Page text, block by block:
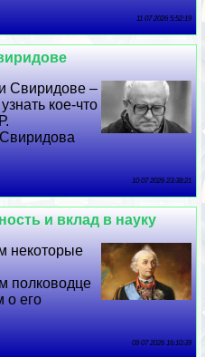
11 07 2026 5:52:19
Свиридове –
кое-что
10 07 2026 23:38:21
и вклад в науку
некоторые
полководце
о его
09 07 2026 16:10:39